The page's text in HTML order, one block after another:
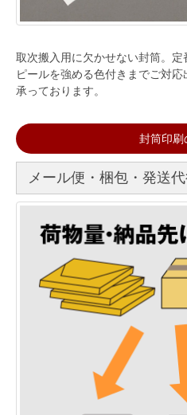
取次搬入用に欠かせない封筒。
ピールを強める色付きまでご対
承っております。
封筒印刷
メール便・梱包・発送